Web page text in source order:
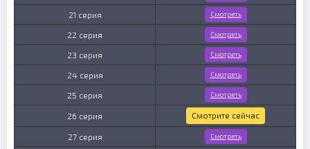
21 серия Смотреть
22 серия Смотреть
23 серия Смотреть
24 серия Смотреть
25 серия Смотреть
26 серия Смотрите сейчас
27 серия Смотреть